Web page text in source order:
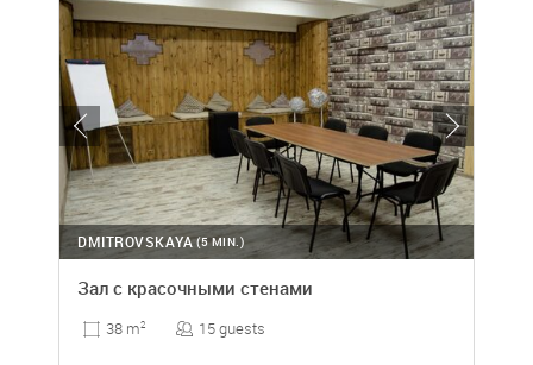
(5 MIN.)
DMITROVSKAYA
Зал с красочными стенами
38 m2 15 guests